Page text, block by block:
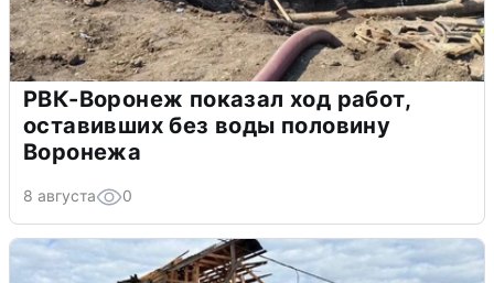
РВК-Воронеж показал ход работ,
оставивших без воды половину
Воронежа
8 августа 0